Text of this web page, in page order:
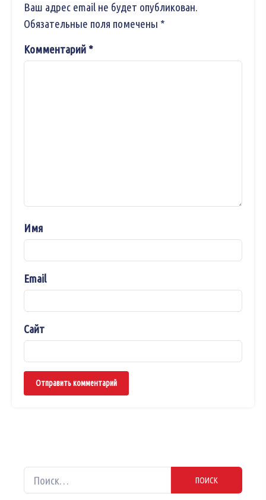
Ваш адрес email не будет опубликован.
Обязательные поля помечены *
Комментарий *
Имя
Email
Сайт
Найти: